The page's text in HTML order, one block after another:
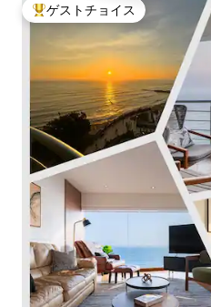
大好評のゲストチョイスです。
ゲストチョイス